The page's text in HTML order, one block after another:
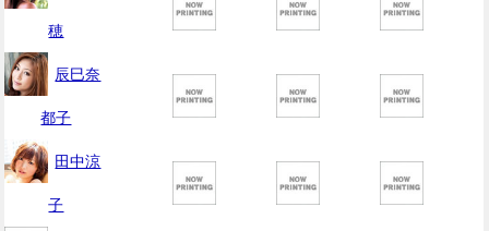
穂
辰巳奈
都子
田中涼
子